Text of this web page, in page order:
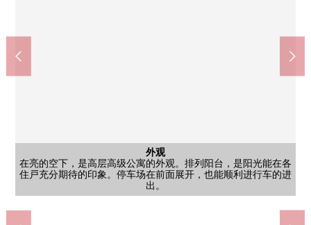
外观
在亮的空下，是高层高级公寓的外观。排列阳台，是阳光能在各
住戸充分期待的印象。停车场在前面展开，也能顺利进行车的进
出。
客厅
天然的地板扩展到的LDK。是与家族的会话隔着厨房柜台兴奋起
来的空间。邻室有门，因为间隔准备好所以也能作为包房利用以
及爱好室灵活运用。
厨房
以亮的木纹风格的地板和白为基调的组合厨房。有宽敞的工作空
间和收纳力，是每天的菜被舒适地进的印象。
风景
在用地里，有偏大的公园以及种植空白，是被切身感到绿的环
境。几个开始的建筑物排队，山脉在远方瞭望高层栋，开放感觉
某一个风景能欣赏。
门口
亮的光在室内插进去的门口空间。左边设有大容量的收纳，一下
子也切鞋以及备品，被整理。有顺利建成东西的进出以及回家、
外出时的活动的宽余的面积印象深刻。
厕所
温水冲洗班次座次厕所。是简单，并且壁面遥控以及上部收纳的
也用有干净的感的装修具有的实用的空间。
公共汽车
宁静的气氛在浴室在木纹风格的重音面板和白色的壁面漂流。偏
大的浴缸，用能泡在里面舒适地的尺寸感觉，设有浴室烘干机以
及扶手，是舒适地感到每天的公共汽车时间的空间。
洗脸
是镜子用上下的照明大大地明亮地制做盥洗台，打扮容易做的空
间。是存储空间一下子用丰富切日用品，被概括的印象。
西式房间
客气的色调的墙和木纹风格地板是宁静的气氛的西式房间。具有
稍大一点的壁橱，收纳力也足够。也容易做家具的版面设计，是
根据生活方式可以使用的空间。
西式房间
有壁橱的西式房间。喜欢的版面设计以简单的装修来渡过，收纳
也是充实的容易使用的空间。
西式房间
被用拉门分割的2间构成。从内部的大的窗进入柔软的自然光，室
内全体是亮的印象。发挥空间，根据生活方式分别使用是容易做
的配置。
西式房间
打开拉门的话客厅和有一体感的西式房间。木纹的地板让感到温
暖，是柔软的光隔着窗扩展到的好用的空间。
客厅
朝南的LDK。柔软的光从大的扫出窗插进去，是在木纹风格地板
和白壁感到扩大的空间。客厅从厨房瞭望，是一边做家务，一边
家族的样子容易确认的印象。
客厅
柔软的自然光从朝南的大的窗充分插进去，全体生活明亮地是开
放性的气氛。有开放式厨房柜台，一边感到房间的一体感，一边
能享受家务以及会话。
风景
风景
风景
风景
外观
外观
其他
其他
外观
外观
外观
外观
入口
入口
风景
风景
风景
风景
入口
入口
共有部分
自行车停放处
外观
外观
停车场
停车场
仙台市立茂庭台小学(约170m)
步行3分钟
仙台市立茂庭台中学(约580m)
步行8分钟
公交站"茂庭台5丁目"(约290m)
步行4分钟
7-Eleven仙台茂庭台商店(约280m)
步行4分钟
茂庭台4丁目公园(约360m)
步行5分钟
YAMAZAWA茂庭店(约460m)
步行6分钟
茂庭公园(约560m)
步行7分钟
七十七银行总店营业部茂庭台办事处(约530m)
步行7分钟
仙台茂庭台邮局(约550m)
步行7分钟
茂庭台诊疗所(约760m)
步行10分钟